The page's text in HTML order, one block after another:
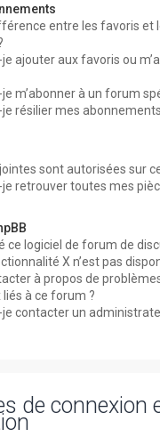
entre les favoris et
ajouter aux favoris ou
m’abonner à un forum
résilier mes
sont autorisées sur
retrouver toutes mes
ce logiciel de forum de
X n’est pas
à propos de
liés à ce forum ?
contacter un
de connexion